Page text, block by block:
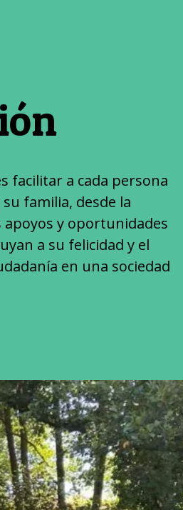
facilitar a cada persona
familia, desde la
y oportunidades
a su felicidad y el
en una sociedad